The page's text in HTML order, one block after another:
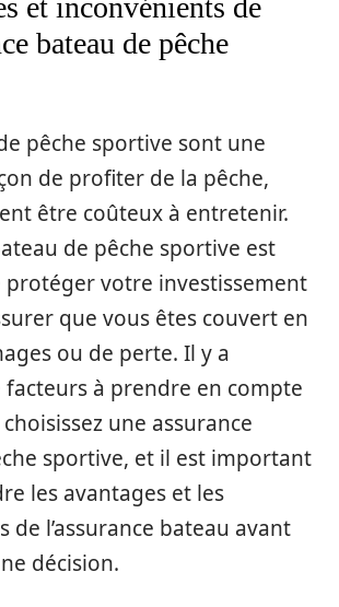
bateau de pêche
pêche sportive sont une
de profiter de la pêche,
être coûteux à entretenir.
de pêche sportive est
protéger votre investissement
que vous êtes couvert en
ou de perte. Il y a
facteurs à prendre en compte
une assurance
sportive, et il est important
les avantages et les
de l’assurance bateau avant
décision.